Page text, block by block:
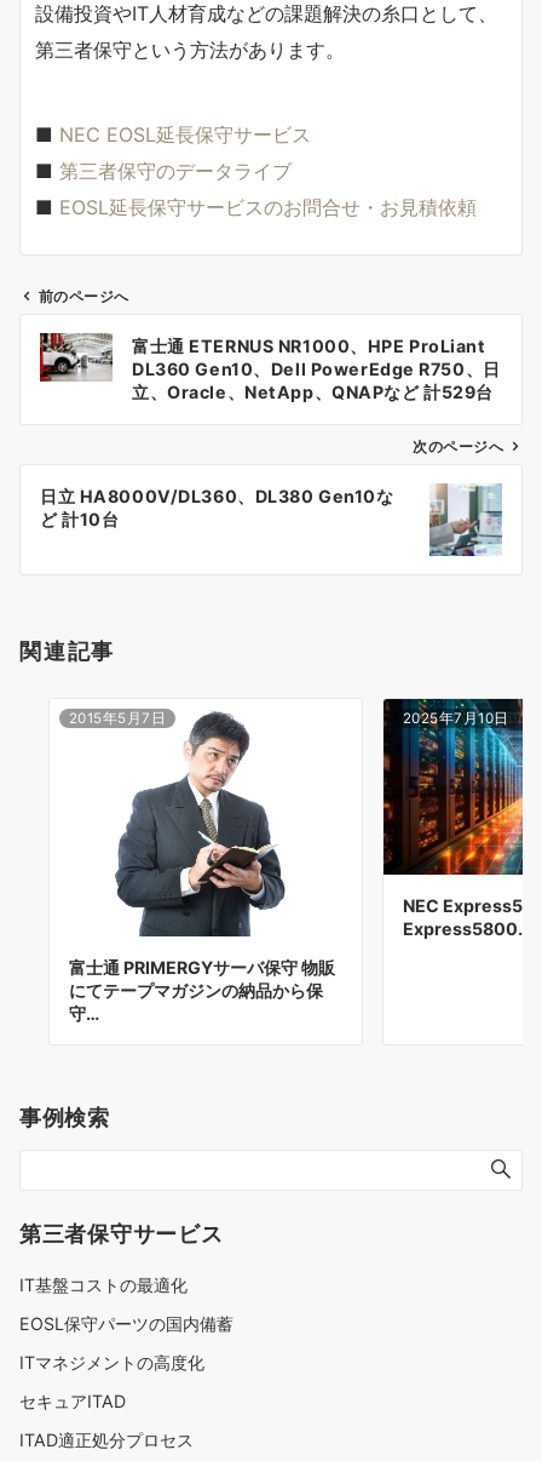
設備投資やIT人材育成などの課題解決の糸口として、
第三者保守という方法があります。
■ NEC EOSL延長保守サービス
■ 第三者保守のデータライブ
■ EOSL延長保守サービスのお問合せ・お見積依頼
投
稿
ゲ
シ
ン
前のページへ
富士通 ETERNUS NR1000、HPE ProLiant
DL360 Gen10、Dell PowerEdge R750、日
立、Oracle、NetApp、QNAPなど 計529台
次のページへ
日立 HA8000V/DL360、DL380 Gen10な
ど 計10台
関連記事
2015年5月7日
富士通 PRIMERGYサーバ保守 物販
にてテープマガジンの納品から保
守…
2025年7月10日
NEC
Express5800…
事例検索
第三者保守サービス
IT基盤コストの最適化
EOSL保守パーツの国内備蓄
ITマネジメントの高度化
セキュアITAD
ITAD適正処分プロセス